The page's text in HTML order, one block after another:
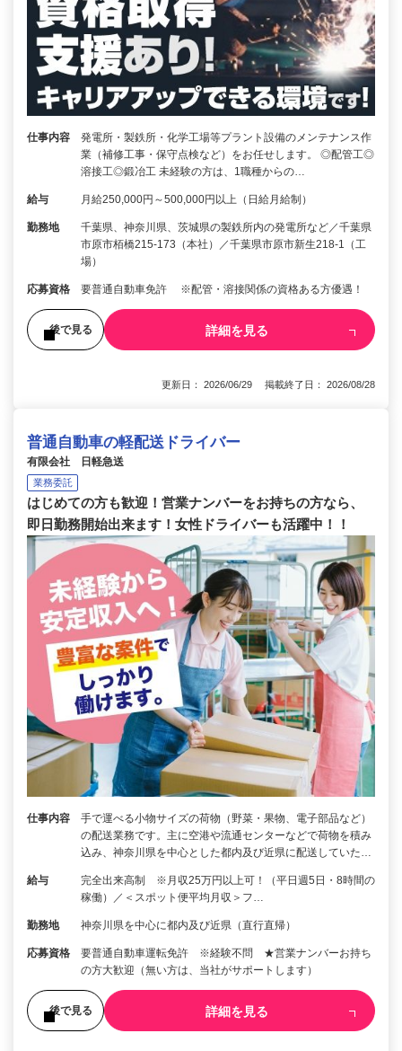
仕事内容
発電所・製鉄所・化学工場等プラント設備のメンテナンス作
業（補修工事・保守点検など）をお任せします。 ◎配管工◎
溶接工◎鍛冶工 未経験の方は、1職種からの…
給与 月給250,000円～500,000円以上（日給月給制）
勤務地
千葉県、神奈川県、茨城県の製鉄所内の発電所など／千葉県
市原市栢橋215-173（本社）／千葉県市原市新生218-1（工
場）
応募資格 要普通自動車免許 ※配管・溶接関係の資格ある方優遇！
後で見る 詳細を見る
更新日： 2026/06/29 掲載終了日： 2026/08/28
普通自動車の軽配送ドライバー
有限会社 日軽急送
業務委託
はじめての方も歓迎！営業ナンバーをお持ちの方なら、
即日勤務開始出来ます！女性ドライバーも活躍中！！
仕事内容
手で運べる小物サイズの荷物（野菜・果物、電子部品など）
の配送業務です。主に空港や流通センターなどで荷物を積み
込み、神奈川県を中心とした都内及び近県に配送していた…
給与
完全出来高制 ※月収25万円以上可！（平日週5日・8時間の
稼働）／＜スポット便平均月収＞フ…
勤務地 神奈川県を中心に都内及び近県（直行直帰）
応募資格
要普通自動車運転免許 ※経験不問 ★営業ナンバーお持ち
の方大歓迎（無い方は、当社がサポートします）
後で見る 詳細を見る